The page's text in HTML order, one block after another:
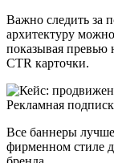
Важно следить за
архитектуру
показывая превью
CTR карточки.
Все баннеры
фирменном стиле